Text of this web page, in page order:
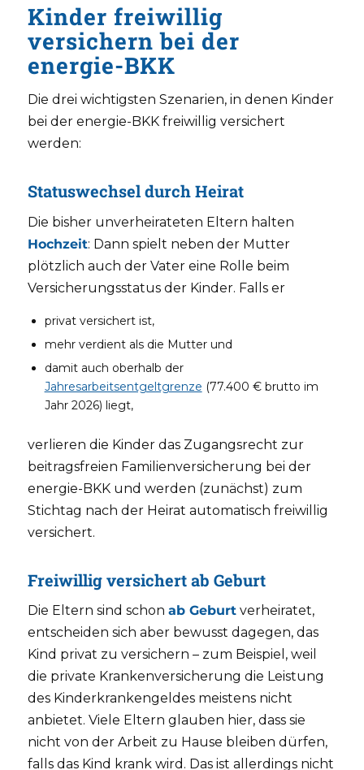
Kinder freiwillig
versichern bei der
energie-BKK
Die drei wichtigsten Szenarien, in denen Kinder
bei der energie-BKK freiwillig versichert
werden:
Statuswechsel durch Heirat
Die bisher unverheirateten Eltern halten
Hochzeit: Dann spielt neben der Mutter
plötzlich auch der Vater eine Rolle beim
Versicherungsstatus der Kinder. Falls er
privat versichert ist,
mehr verdient als die Mutter und
damit auch oberhalb der
Jahresarbeitsentgeltgrenze (77.400 € brutto im
Jahr 2026) liegt,
verlieren die Kinder das Zugangsrecht zur
beitragsfreien Familienversicherung bei der
energie-BKK und werden (zunächst) zum
Stichtag nach der Heirat automatisch freiwillig
versichert.
Freiwillig versichert ab Geburt
Die Eltern sind schon ab Geburtverheiratet,
entscheiden sich aber bewusst dagegen, das
Kind privat zu versichern – zum Beispiel, weil
die private Krankenversicherung die Leistung
des Kinderkrankengeldes meistens nicht
anbietet. Viele Eltern glauben hier, dass sie
nicht von der Arbeit zu Hause bleiben dürfen,
falls das Kind krank wird. Das ist allerdings nicht